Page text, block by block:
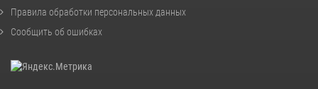
Правила обработки персональных данных
Сообщить об ошибках